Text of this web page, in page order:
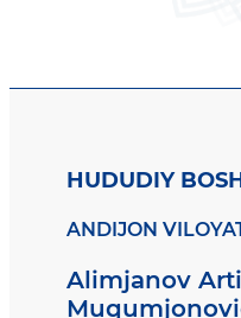
HUDUDIY
ANDIJON
Alimjanov